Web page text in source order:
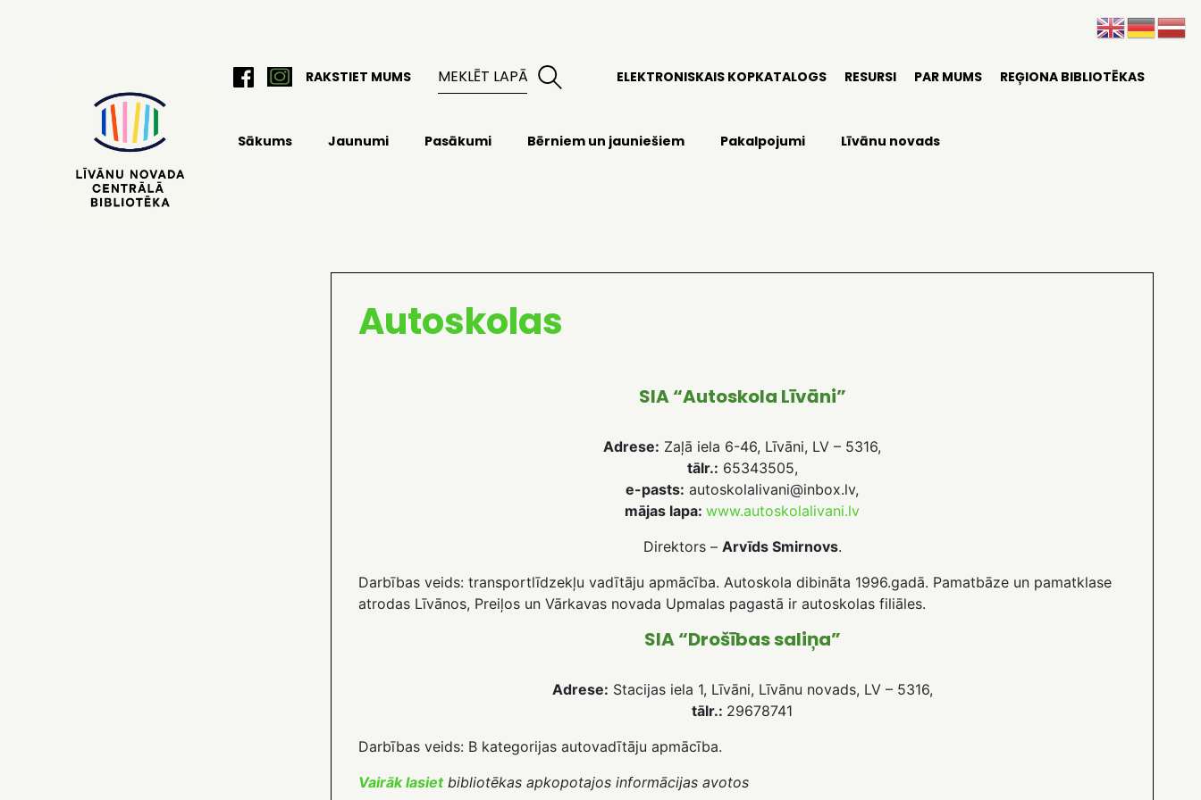
RAKSTIET MUMS ELEKTRONISKAIS KOPKATALOGS RESURSI PAR MUMS REĢIONA BIBLIOTĒKAS
Sākums Jaunumi Pasākumi Bērniem un jauniešiem Pakalpojumi Līvānu novads
Autoskolas
SIA “Autoskola Līvāni”
Adrese: Zaļā iela 6-46, Līvāni, LV – 5316,
tālr.: 65343505,
e-pasts: autoskolalivani@inbox.lv,
mājas lapa: www.autoskolalivani.lv
Direktors – Arvīds Smirnovs.
Darbības veids: transportlīdzekļu vadītāju apmācība. Autoskola dibināta 1996.gadā. Pamatbāze un pamatklase
atrodas Līvānos, Preiļos un Vārkavas novada Upmalas pagastā ir autoskolas filiāles.
SIA “Drošības saliņa”
Adrese: Stacijas iela 1, Līvāni, Līvānu novads, LV – 5316,
tālr.: 29678741
Darbības veids: B kategorijas autovadītāju apmācība.
Vairāk lasietbibliotēkas apkopotajos informācijas avotos